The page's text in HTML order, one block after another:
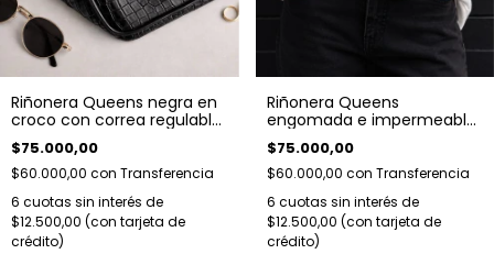
Riñonera Queens negra en
croco con correa regulable
de cinta sublimada
$75.000,00
$60.000,00 con Transferencia
6 cuotas sin interés de
$12.500,00
Riñonera Queens
engomada e impermeable
negra.
$75.000,00
$60.000,00 con Transferencia
6 cuotas sin interés de
$12.500,00